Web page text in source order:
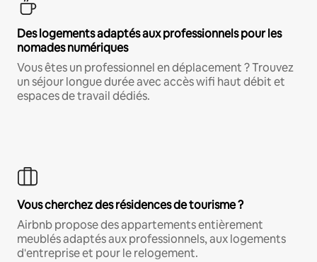
Des logements adaptés aux professionnels pour les
nomades numériques
Vous êtes un professionnel en déplacement ? Trouvez
un séjour longue durée avec accès wifi haut débit et
espaces de travail dédiés.
Vous cherchez des résidences de tourisme ?
Airbnb propose des appartements entièrement
meublés adaptés aux professionnels, aux logements
d'entreprise et pour le relogement.